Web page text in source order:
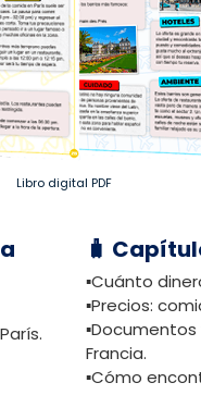
Libro digital PDF
🧳
▪️Cuánto
▪️Precios:
Francia.
▪️Cómo